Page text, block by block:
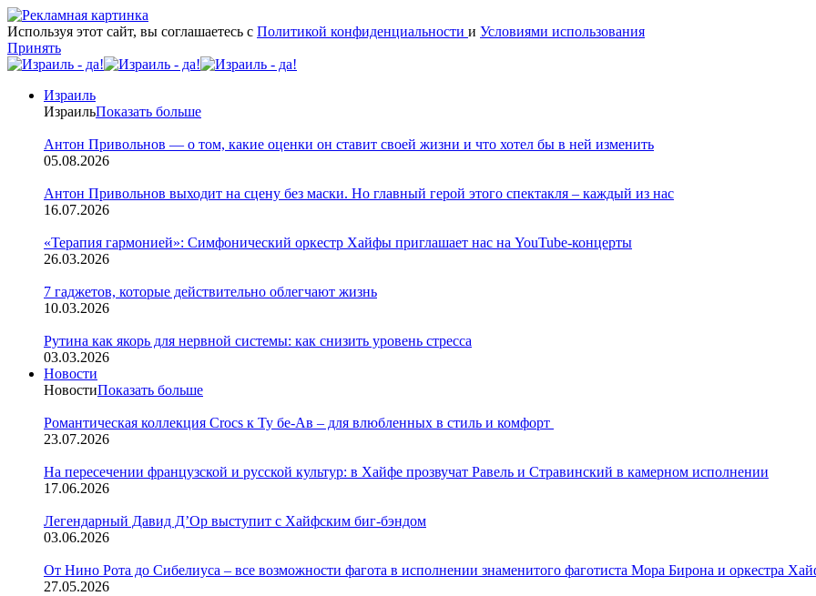
Используя этот сайт, вы соглашаетесь с Политикой конфиденциальности и Условиями использования
Принять
Израиль
ИзраильПоказать больше
Антон Привольнов — о том, какие оценки он ставит своей жизни и что хотел бы в ней изменить
05.08.2026
Антон Привольнов выходит на сцену без маски. Но главный герой этого спектакля – каждый из нас
16.07.2026
«Терапия гармонией»: Симфонический оркестр Хайфы приглашает нас на YouTube-концерты
26.03.2026
7 гаджетов, которые действительно облегчают жизнь
10.03.2026
Рутина как якорь для нервной системы: как снизить уровень стресса
03.03.2026
Новости
НовостиПоказать больше
Романтическая коллекция Crocs к Ту бе-Ав – для влюбленных в стиль и комфорт
23.07.2026
На пересечении французской и русской культур: в Хайфе прозвучат Равель и Стравинский в камерном исполнении
17.06.2026
Легендарный Давид Д’Ор выступит с Хайфским биг-бэндом
03.06.2026
От Нино Рота до Сибелиуса – все возможности фагота в исполнении знаменитого фаготиста Мора Бирона и оркестра
27.05.2026